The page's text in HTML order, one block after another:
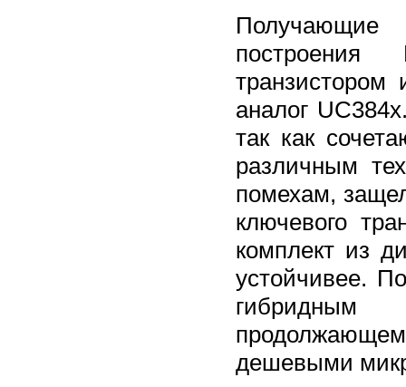
Получающие
аналог
так как
различным
помехам,
ключевого
комплект из
устойчивее.
гибридным
дешевыми